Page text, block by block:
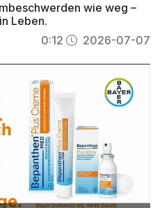
wie weg –
Leben.
0:12 2026-07-07